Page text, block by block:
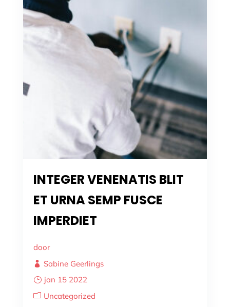
INTEGER VENENATIS BLIT
ET URNA SEMP FUSCE
IMPERDIET
door
Sabine Geerlings
jan 15 2022
Uncategorized